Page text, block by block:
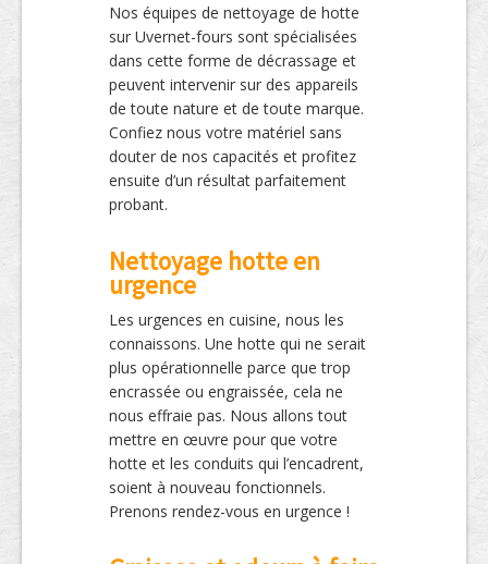
Nos équipes de nettoyage de hotte
sur Uvernet-fours sont spécialisées
dans cette forme de décrassage et
peuvent intervenir sur des appareils
de toute nature et de toute marque.
Confiez nous votre matériel sans
douter de nos capacités et profitez
ensuite d’un résultat parfaitement
probant.
Nettoyage hotte en
urgence
Les urgences en cuisine, nous les
connaissons. Une hotte qui ne serait
plus opérationnelle parce que trop
encrassée ou engraissée, cela ne
nous effraie pas. Nous allons tout
mettre en œuvre pour que votre
hotte et les conduits qui l’encadrent,
soient à nouveau fonctionnels.
Prenons rendez-vous en urgence !